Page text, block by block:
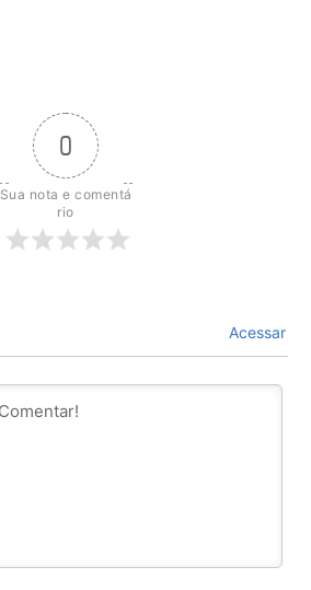
0
Sua nota e comentá
rio
Acessar